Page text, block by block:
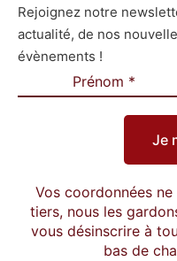
Rejoignez notre
actualité, de nos
évènements !
Vos coordonnées
tiers, nous les
vous désinscrire à
bas de